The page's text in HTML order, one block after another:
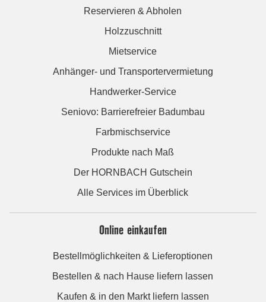
Reservieren & Abholen
Holzzuschnitt
Mietservice
Anhänger- und Transportervermietung
Handwerker-Service
Seniovo: Barrierefreier Badumbau
Farbmischservice
Produkte nach Maß
Der HORNBACH Gutschein
Alle Services im Überblick
Online einkaufen
Bestellmöglichkeiten & Lieferoptionen
Bestellen & nach Hause liefern lassen
Kaufen & in den Markt liefern lassen